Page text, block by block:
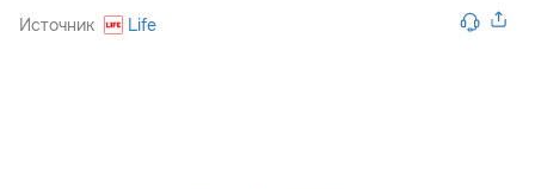
Источник Life